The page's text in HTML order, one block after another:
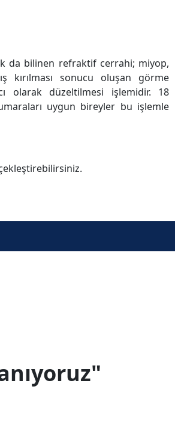
da bilinen refraktif cerrahi; miyop,
kırılması sonucu oluşan görme
olarak düzeltilmesi işlemidir. 18
uygun bireyler bu işlemle